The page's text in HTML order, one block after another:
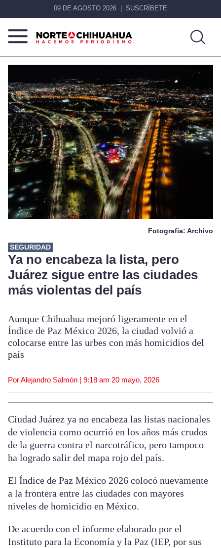
09 DE AGOSTO 2026 SUSCRÍBETE
Norte
Chihuahua
Más
noticias,
hacemos periodismo
Fotografía: Archivo
SEGURIDAD
Ya no encabeza la lista, pero
Juárez sigue entre las ciudades
más violentas del país
Aunque Chihuahua mejoró ligeramente en el
Índice de Paz México 2026, la ciudad volvió a
colocarse entre las urbes con más homicidios del
país
Por Alejandro Salmón | 9:18 am 20 mayo, 2026
Ciudad Juárez ya no encabeza las listas nacionales
de violencia como ocurrió en los años más crudos
de la guerra contra el narcotráfico, pero tampoco
ha logrado salir del mapa rojo del país.
El Índice de Paz México 2026 colocó nuevamente
a la frontera entre las ciudades con mayores
niveles de homicidio en México.
De acuerdo con el informe elaborado por el
Instituto para la Economía y la Paz (IEP, por sus